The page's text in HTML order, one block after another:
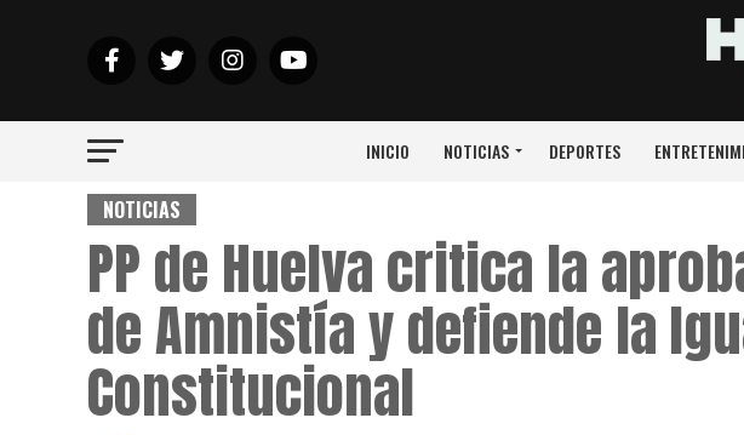
INICIO NOTICIAS DEPORTES
NOTICIAS
PP de Huelva critica la
de Amnistía y defiende la
Constitucional